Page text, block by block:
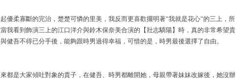
優柔寡斷的完治，楚楚可憐的里美，我反而更喜歡擺明著”我就是花心”的三上，所
我看到飾演三上的江口洋介與鈴木保奈美合演的 【壯志驕陽】 時，真的非常希望貴
健吾不得已分手後，能夠跟時男過得幸福，可惜的是，時男最後選擇了自由。
都是大家傾吐對象的貴子，在健吾、時男都離開她，母親帶著妹妹改嫁後，她沒辦